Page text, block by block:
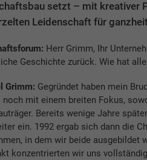
setzt – mit kreativer
Leidenschaft für
Herr Grimm, Ihr
Geschichte zurück. Wie hat
Grimm: Gegründet haben mein
noch mit einem breiten Fokus,
Bereits wenige Jahre
ein. 1992 ergab sich dann die
in dem wir beide ausgebildet
konzentrierten wir uns